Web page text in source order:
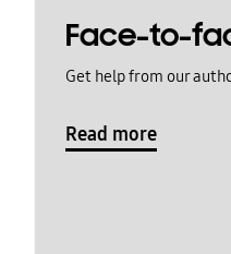
Face-to-
Get help from our
Read more